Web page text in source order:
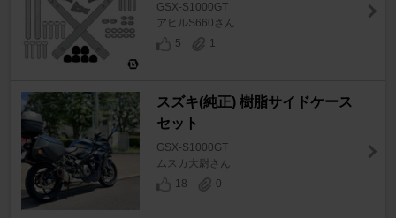
GSX-S1000GT
アヒルS660さん
5
1
スズキ(純正) 樹脂サイドケース
セット
GSX-S1000GT
ムスカ大尉さん
18
0